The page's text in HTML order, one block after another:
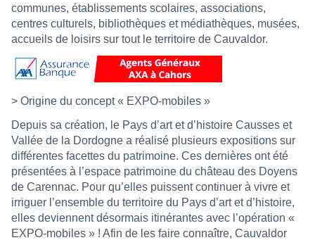
communes, établissements scolaires, associations,
centres culturels, bibliothèques et médiathèques, musées,
accueils de loisirs sur tout le territoire de Cauvaldor.
> Origine du concept « EXPO-mobiles »
Depuis sa création, le Pays d’art et d’histoire Causses et
Vallée de la Dordogne a réalisé plusieurs expositions sur
différentes facettes du patrimoine. Ces dernières ont été
présentées à l’espace patrimoine du château des Doyens
de Carennac. Pour qu’elles puissent continuer à vivre et
irriguer l’ensemble du territoire du Pays d’art et d’histoire,
elles deviennent désormais itinérantes avec l’opération «
EXPO-mobiles » ! Afin de les faire connaître, Cauvaldor